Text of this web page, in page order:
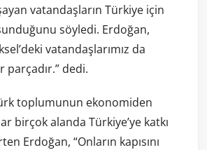
vatandaşların Türkiye için
söyledi. Erdoğan,
vatandaşlarımız da
parçadır.” dedi.
toplumunun ekonomiden
birçok alanda Türkiye’ye katkı
Erdoğan, “Onların kapısını